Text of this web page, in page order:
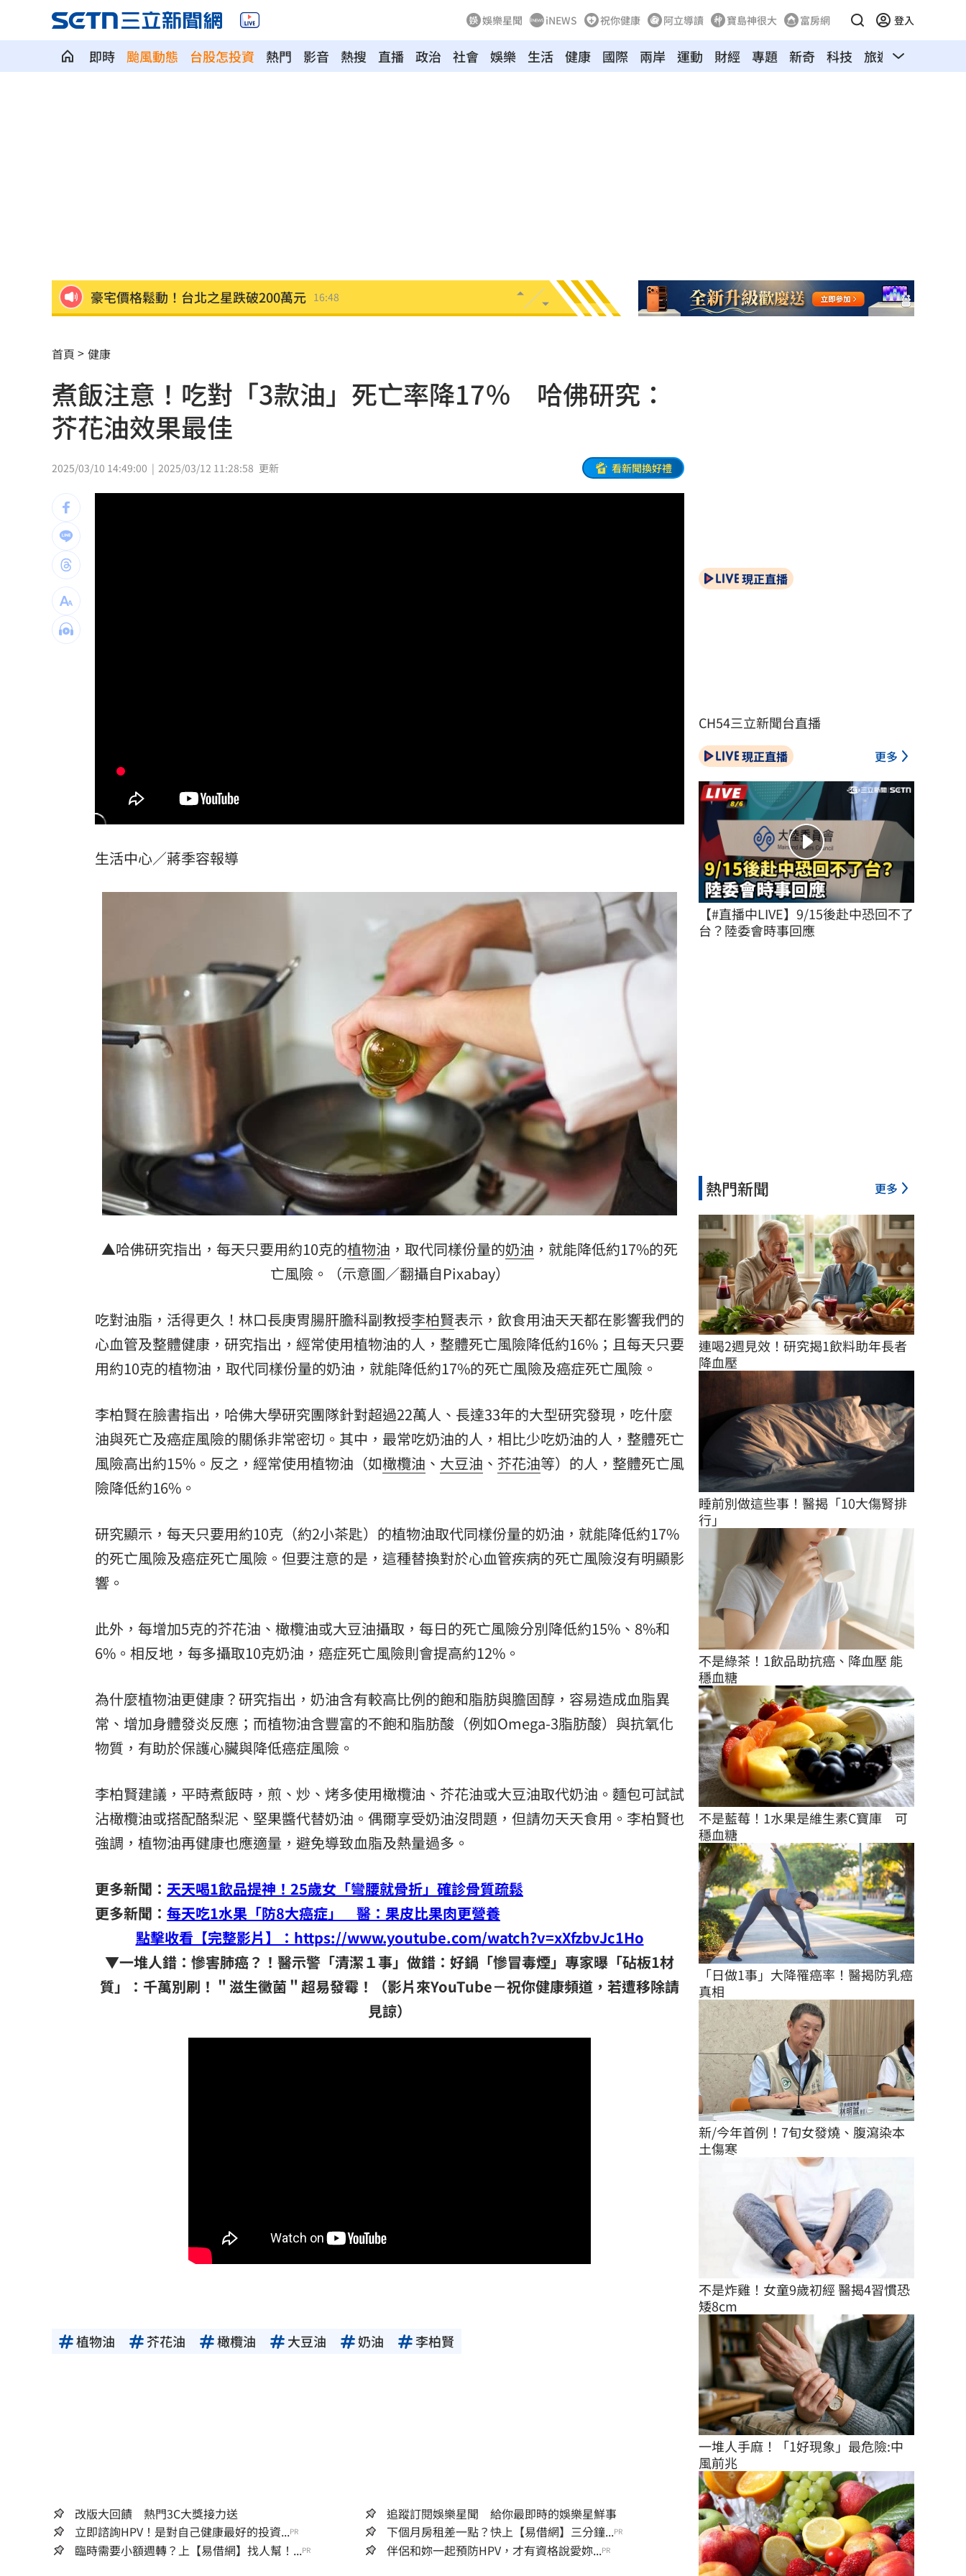
娛樂星聞 iNEWS 祝你健康 阿立導讀 寶島神很大 富房網 登入
即時 颱風動態 台股怎投資 熱門 影音 熱搜 直播 政治 社會 娛樂 生活 健康 國際 兩岸 運動 財經 專題 新奇 科技 旅遊 汽車
南韓軍方：北韓朝「日本海」發射彈道飛彈 16:54
Elly突辣洩性感裸背 釣出親媽小S說話了 16:47
女星認離婚後獨自養孩0收入 打工近況曝
撿玩具！3歲女童頭卡玩具廚房 搶救4天亡 16:44
狂帶504包貴州刺梨汁！搭台馬之星秒GG了
白海豚持續西行 暴風圈不排除接觸基隆
AIRism不涼不是錯覺！店員看1數字揭真相 16:41
三立iNEWS新聞台線上直播
市場到酒場料理！可果美蕃茄醬創無限可能 12:00
父親節送會拉筋的按摩椅 爸爸「筋歡喜」
油品食安事件引關注 挑選保健食品要注意 13:00
罕病博士彭士齊 輪椅上的生命覺醒！
首頁 健康
煮飯注意！吃對「3款油」死亡率降17％ 哈佛研究：
芥花油效果最佳
2025/03/10 14:49:00 2025/03/12 11:28:58 更新 看新聞換好禮
生活中心／蔣季容報導
▲哈佛研究指出，每天只要用約10克的植物油 ，取代同樣份量的奶油 ，就能降低約17%的死
亡風險。（示意圖／翻攝自Pixabay）
吃對油脂，活得更久！林口長庚胃腸肝膽科副教授李柏賢表示，飲食用油天天都在影響我們的
心血管及整體健康，研究指出，經常使用植物油的人，整體死亡風險降低約16%；且每天只要
用約10克的植物油，取代同樣份量的奶油，就能降低約17%的死亡風險及癌症死亡風險。
李柏賢在臉書指出，哈佛大學研究團隊針對超過22萬人、長達33年的大型研究發現，吃什麼
油與死亡及癌症風險的關係非常密切。其中，最常吃奶油的人，相比少吃奶油的人，整體死亡
風險高出約15%。反之，經常使用植物油（如橄欖油 、 大豆油 、 芥花油等）的人，整體死亡風
險降低約16%。
研究顯示，每天只要用約10克（約2小茶匙）的植物油取代同樣份量的奶油，就能降低約17%
的死亡風險及癌症死亡風險。但要注意的是，這種替換對於心血管疾病的死亡風險沒有明顯影
響。
此外，每增加5克的芥花油、橄欖油或大豆油攝取，每日的死亡風險分別降低約15%、8%和
6%。相反地，每多攝取10克奶油，癌症死亡風險則會提高約12%。
為什麼植物油更健康？研究指出，奶油含有較高比例的飽和脂肪與膽固醇，容易造成血脂異
常、增加身體發炎反應；而植物油含豐富的不飽和脂肪酸（例如Omega-3脂肪酸）與抗氧化
物質，有助於保護心臟與降低癌症風險。
李柏賢建議，平時煮飯時，煎、炒、烤多使用橄欖油、芥花油或大豆油取代奶油。麵包可試試
沾橄欖油或搭配酪梨泥、堅果醬代替奶油。偶爾享受奶油沒問題，但請勿天天食用。李柏賢也
強調，植物油再健康也應適量，避免導致血脂及熱量過多。
更多新聞： 天天喝1飲品提神！25歲女「彎腰就骨折」確診骨質疏鬆
更多新聞： 每天吃1水果「防8大癌症」 醫：果皮比果肉更營養
點擊收看【完整影片】：https://www.youtube.com/watch?v=xXfzbvJc1Ho
▼一堆人錯：慘害肺癌？！醫示警「清潔１事」做錯：好鍋「慘冒毒煙」專家曝「砧板1材
質」：千萬別刷！＂滋生黴菌＂超易發霉！（影片來YouTube－祝你健康頻道，若遭移除請
見諒）
植物油 芥花油 橄欖油 大豆油 奶油 李柏賢
改版大回饋 熱門3C大獎接力送
追蹤訂閱娛樂星聞 給你最即時的娛樂星鮮事
立即諮詢HPV！是對自己健康最好的投資...PR 下個月房租差一點？快上【易借網】三分鐘...PR
臨時需要小額週轉？上【易借網】找人幫！...PR 伴侶和妳一起預防HPV，才有資格說愛妳...PR
現正直播
CH54三立新聞台直播
現正直播 更多
【#直播中LIVE】9/15後赴中恐回不了
台？陸委會時事回應
熱門新聞 更多
連喝2週見效！研究揭1飲料助年長者
降血壓
睡前別做這些事！醫揭「10大傷腎排
行」
不是綠茶！1飲品助抗癌、降血壓 能
穩血糖
不是藍莓！1水果是維生素C寶庫　可
穩血糖
「日做1事」大降罹癌率！醫揭防乳癌
真相
新/今年首例！7旬女發燒、腹瀉染本
土傷寒
不是炸雞！女童9歲初經 醫揭4習慣恐
矮8cm
一堆人手麻！「1好現象」最危險:中
風前兆